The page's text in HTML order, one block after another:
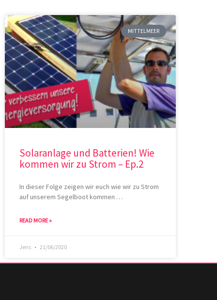
MITTELMEER
Solaranlage und Batterien! Wie
kommen wir zu Strom – Ep.2
In dieser Folge zeigen wir euch wie wir zu Strom
auf unserem Segelboot kommen …
READ MORE »
Jens 21/06/2020